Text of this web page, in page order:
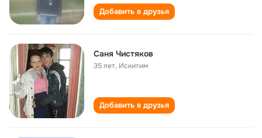
Добавить в друзья
Саня Чистяков
35 лет, Искитим
Добавить в друзья